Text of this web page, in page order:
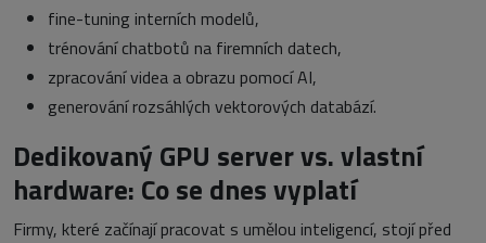
fine-tuning interních modelů,
trénování chatbotů na firemních datech,
zpracování videa a obrazu pomocí AI,
generování rozsáhlých vektorových databází.
Dedikovaný GPU server vs. vlastní
hardware: Co se dnes vyplatí
Firmy, které začínají pracovat s umělou inteligencí, stojí před